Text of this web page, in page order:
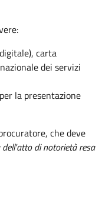
carta
dei servizi
la presentazione
che deve
di notorietà resa